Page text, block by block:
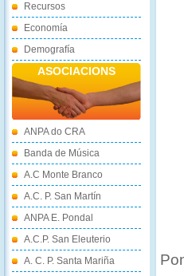
Recursos
Economía
Demografía
ASOCIACIONS
ANPA do CRA
Banda de Música
A.C Monte Branco
A.C. P. San Martín
ANPA E. Pondal
A.C.P. San Eleuterio
A. C. P. Santa Mariña